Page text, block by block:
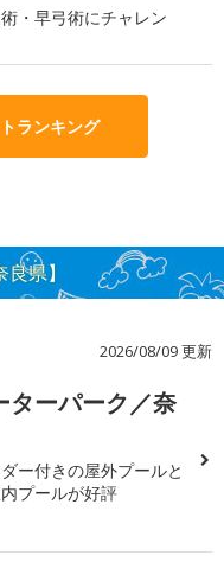
・早弓術にチャレン
ランキング
県】
2026/08/09 更新
ターパーク／奈
ー付きの屋外プールと
プールが好評